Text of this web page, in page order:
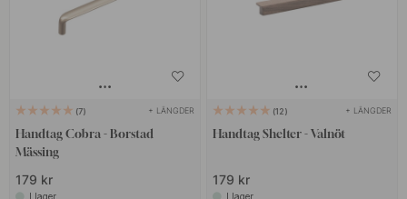
7 + LÄNGDER
Handtag Cobra - Borstad
Mässing
179 kr
I lager
12 + LÄNGDER
Handtag Shelter - Valnöt
179 kr
I lager